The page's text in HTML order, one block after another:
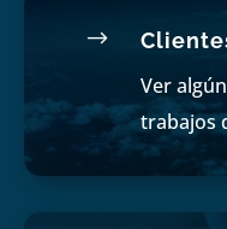
$
Ver
trabajos